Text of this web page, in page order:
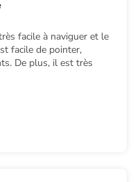
facile à naviguer et le
facile de pointer,
De plus, il est très